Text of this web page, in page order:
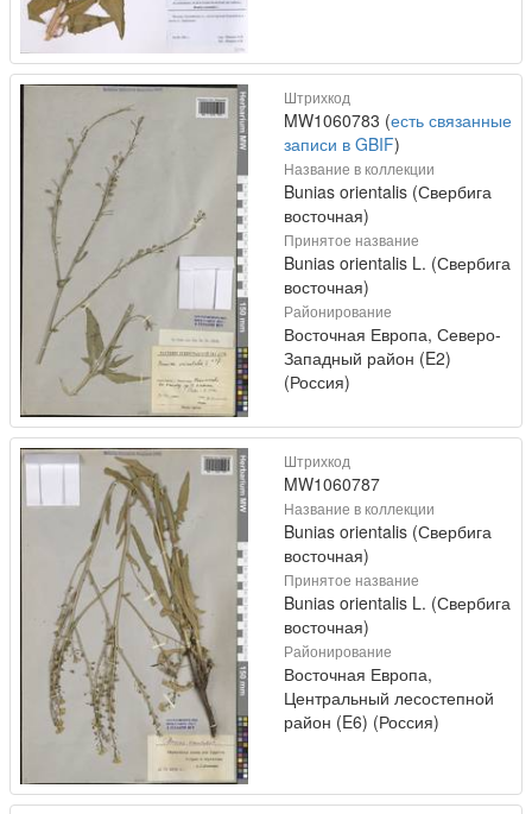
Штрихкод
MW1060783 (есть связанные
записи в GBIF)
Название в коллекции
Bunias orientalis (Свербига
восточная)
Принятое название
Bunias orientalis L. (Свербига
восточная)
Районирование
Восточная Европа, Северо-
Западный район (E2)
(Россия)
Штрихкод
MW1060787
Название в коллекции
Bunias orientalis (Свербига
восточная)
Принятое название
Bunias orientalis L. (Свербига
восточная)
Районирование
Восточная Европа,
Центральный лесостепной
район (E6) (Россия)